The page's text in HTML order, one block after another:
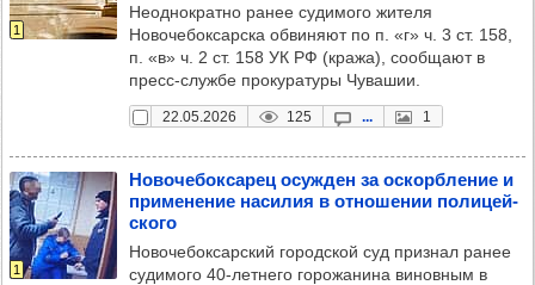
1
Неоднократно ранее судимого жителя
Новочебоксарска обвиняют по п. «г» ч. 3 ст. 158,
п. «в» ч. 2 ст. 158 УК РФ (кража), сообщают в
пресс-службе прокуратуры Чувашии.
22.05.2026 125 ... 1
1
Ново­че­бок­са­рец осуж­ден за оскор­бле­ние и
при­ме­не­ние наси­лия в отно­ше­нии поли­цей­
ского
Новочебоксарский городской суд признал ранее
судимого 40-летнего горожанина виновным в